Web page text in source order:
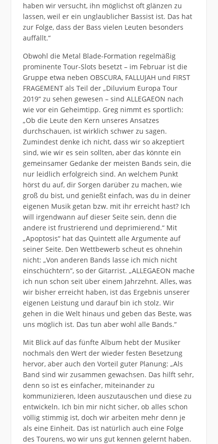
haben wir versucht, ihn möglichst oft glänzen zu
lassen, weil er ein unglaublicher Bassist ist. Das hat
zur Folge, dass der Bass vielen Leuten besonders
auffällt.“
Obwohl die Metal Blade-Formation regelmäßig
prominente Tour-Slots besetzt – im Februar ist die
Gruppe etwa neben OBSCURA, FALLUJAH und FIRST
FRAGEMENT als Teil der „Diluvium Europa Tour
2019“ zu sehen gewesen – sind ALLEGAEON nach
wie vor ein Geheimtipp. Greg nimmt es sportlich:
„Ob die Leute den Kern unseres Ansatzes
durchschauen, ist wirklich schwer zu sagen.
Zumindest denke ich nicht, dass wir so akzeptiert
sind, wie wir es sein sollten, aber das könnte ein
gemeinsamer Gedanke der meisten Bands sein, die
nur leidlich erfolgreich sind. An welchem Punkt
hörst du auf, dir Sorgen darüber zu machen, wie
groß du bist, und genießt einfach, was du in deiner
eigenen Musik getan bzw. mit ihr erreicht hast? Ich
will irgendwann auf dieser Seite sein, denn die
andere ist frustrierend und deprimierend.“ Mit
„Apoptosis“ hat das Quintett alle Argumente auf
seiner Seite. Den Wettbewerb scheut es ohnehin
nicht: „Von anderen Bands lasse ich mich nicht
einschüchtern“, so der Gitarrist. „ALLEGAEON mache
ich nun schon seit über einem Jahrzehnt. Alles, was
wir bisher erreicht haben, ist das Ergebnis unserer
eigenen Leistung und darauf bin ich stolz. Wir
gehen in die Welt hinaus und geben das Beste, was
uns möglich ist. Das tun aber wohl alle Bands.“
Mit Blick auf das fünfte Album hebt der Musiker
nochmals den Wert der wieder festen Besetzung
hervor, aber auch den Vorteil guter Planung: „Als
Band sind wir zusammen gewachsen. Das hilft sehr,
denn so ist es einfacher, miteinander zu
kommunizieren, Ideen auszutauschen und diese zu
entwickeln. Ich bin mir nicht sicher, ob alles schon
völlig stimmig ist, doch wir arbeiten mehr denn je
als eine Einheit. Das ist natürlich auch eine Folge
des Tourens, wo wir uns gut kennen gelernt haben.